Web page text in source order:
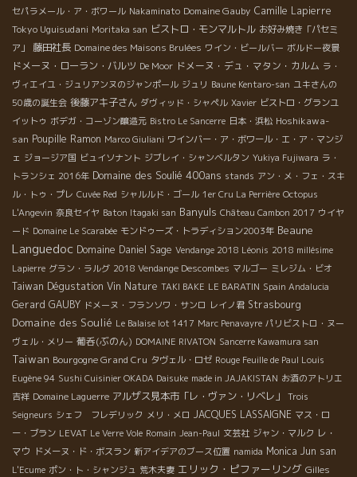
セパラメール・ア・ボワール Nakaminato Domaine Gauby Camille Lapierre
Tokyo Uguisudani Moritaka san ビストロ・モンマルトル お好み焼き「パセミ
ア」
藤田社長 Domaine des Maisons Brulées ワイン・ビールバー ボルドー夜景
ドメーヌ・ローラン・バルツ De Moor ドメーヌ・デュ・マタン・カルム ラ・
ヴィエイユ・ジュリアンヌのジャンポール ジュリ Baune Kentaro-san ユキさんの
50歳の誕生会 後藤アキ子さん ダヴィッド・シャペル Xavier ビストロ・グランユ
イットゥ ボデガ・コーゾン醸造元 Bistro Le Sancerre 日本・浜松 Hoshikawa-
san Poupille Ramon Marco Giuliani ワインバー・ア・ボワール・エ・ア・マンジ
ェ ジョージア国 ビュイソナント ジブレイ・シャンベルタン Yukiya Fujiwara ラ・
トランシェ 2016年 Domaine des Soulié 400ans stands アン・メ・フェ・スキ
ル・トゥ・プレ Cuvée Red シャルルド・ゴール 1er Cru La Perrière Octopus
L'Angevin 奈良セイヤ Baton Itagaki san Banyuls Château Cambon 2017 ウイヤ
ード Domaine Le Scarabée モンドゥーズ・トラディション2003年 Beaune
Languedoc Domaine Daniel Sage Vendange 2018 Léonis 2018 millésime
Lapierre グラン・ラルグ 2018 Vendange Descombes マルゴー ミレジム・ビオ
Taiwan Dégustation Vin Nature TAKI BAKE LE BARATIN Spain Andalucia
Gerard GAUBY ドメーヌ・フランソワ・サンロ レイノ君 Strasbourg
Domaine des Soulié Le Balaise lot 1417 Marc Penavayre パリビストロ・ヌー
ヴェル・メリー 葡呑(ぶのん) DOMAINE RIVATON Sancerre Kawamura san
Taiwan Bourgogne Grand Cru タヴェル・ロゼ Rouge Feuille de Paul Louis
Eugène 94 Sushi Cuisinier OKADA Daisuke made in JAJAKISTAN お酒のアトリエ
吉祥 Domaine Laguerre アルザス見本市「レ・ヴァン・リベレ」
Trois
Seigneurs シェフ フレデリック メリ・メロ JACQUES LASSAIGNE マス・ロ
ー・ブラン LEVAT Le Verre Vole Romain Jean-Paul 文芸社 ジャン・マルク レ・
マウ ドメーヌ・ド・ボスラン 新アイデアのブース位置 namida Monica Jun san
L'Ecume ポン・ト・シャンジュ 荒木夫妻 エリック・ピファーリング Gilles